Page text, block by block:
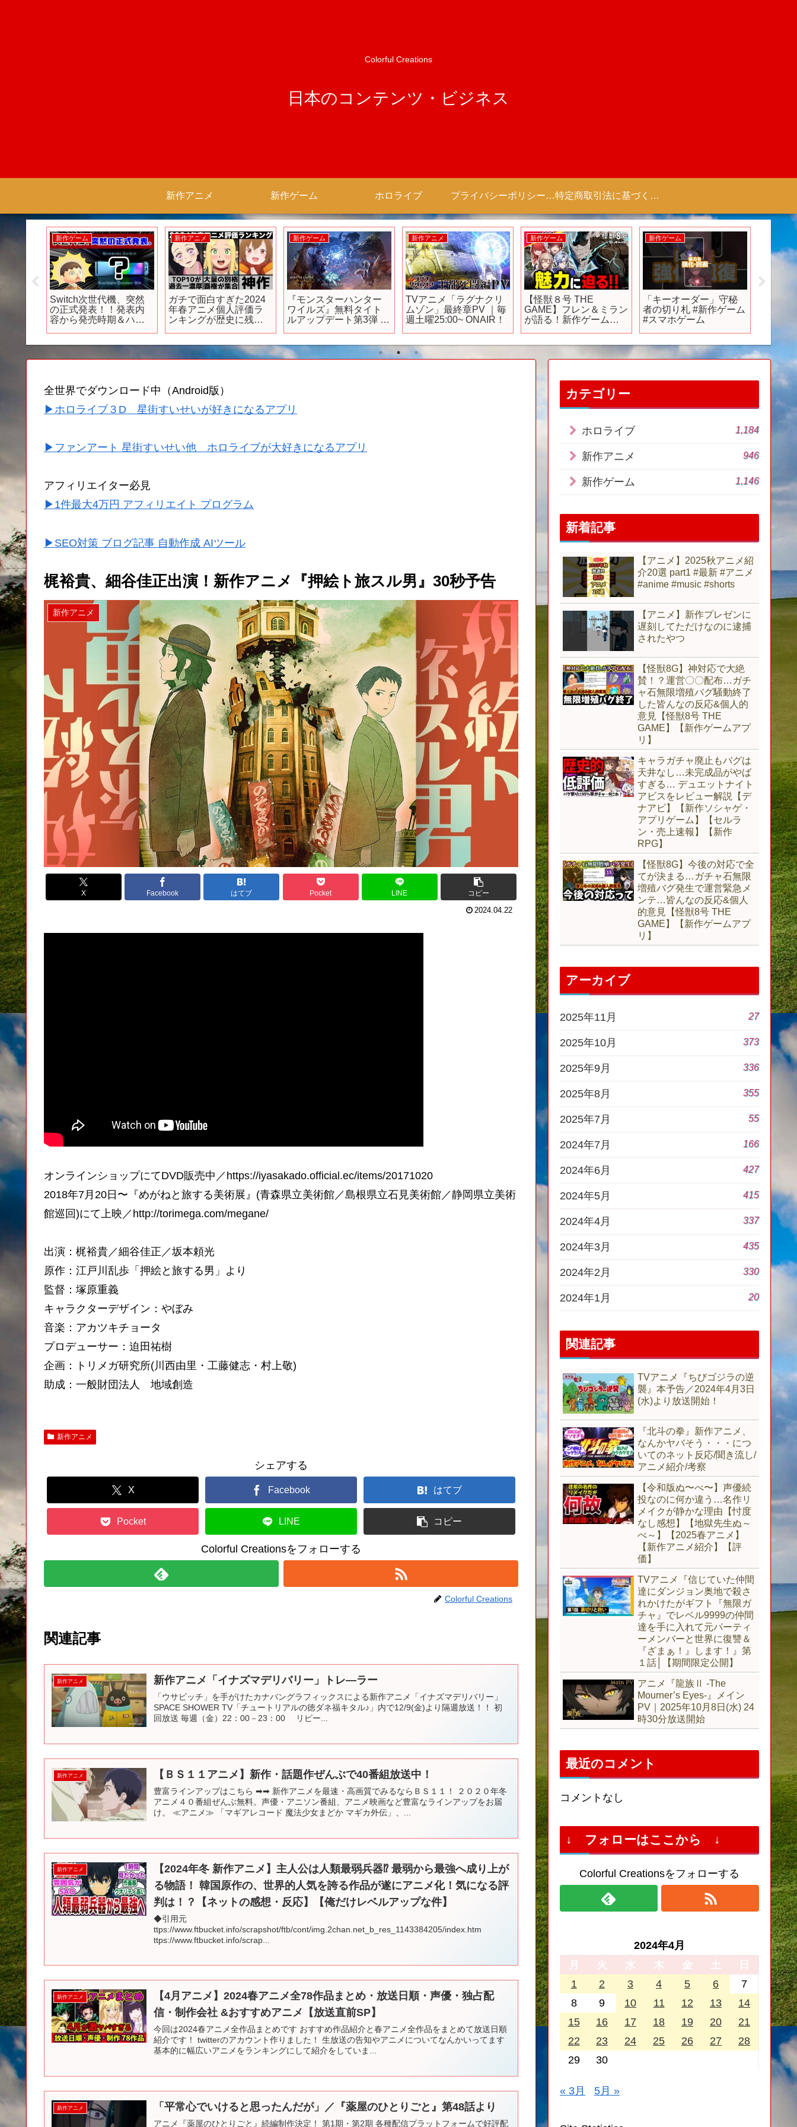
Colorful Creations
日本のコンテンツ・ビジネス
新作アニメ 新作ゲーム ホロライブ プライバシーポリシー 【Colorful Creation】 特定商取引法に基づく表記（商取引に関する開示）
新作ゲーム
Switch次世代機、突然
の正式発表！！発表内
容から発売時期＆ハー
イッチ後継機種／
Nintendo Switch】@レ
新作アニメ
ガチで面白すぎた2024
年春アニメ個人評価ラ
ンキングが歴史に残る
【おすすめアニメ】
【鬼滅の刃】【無職転
リー】
新作ゲーム
『モンスターハンター
ワイルズ』無料タイト
ルアップデート第3弾 紹
新作アニメ
TVアニメ「ラグナクリ
ムゾン」最終章PV ｜毎
週土曜25:00~ ONAIR！
新作ゲーム
【怪獣８号 THE
GAME】フレン＆ミラン
が語る！新作ゲームで
新作ゲーム
「キーオーダー」守秘
者の切り札 #新作ゲーム
#スマホゲーム
全世界でダウンロード中（Android版）
▶ホロライブ３D 星街すいせいが好きになるアプリ
▶ファンアート 星街すいせい他 ホロライブが大好きになるアプリ
アフィリエイター必見
▶1件最大4万円 アフィリエイト プログラム
▶SEO対策 ブログ記事 自動作成 AIツール
梶裕貴、細谷佳正出演！新作アニメ『押絵ト旅スル男』30秒予告
新作アニメ
X Facebook はてブ Pocket LINE コピー
2024.04.22
オンラインショップにてDVD販売中／https://iyasakado.official.ec/items/20171020
2018年7月20日〜『めがねと旅する美術展』(青森県立美術館／島根県立石見美術館／静岡県立美術
館巡回)にて上映／http://torimega.com/megane/
出演：梶裕貴／細谷佳正／坂本頼光
原作：江戸川乱歩「押絵と旅する男」より
監督：塚原重義
キャラクターデザイン：やぼみ
音楽：アカツキチョータ
プロデューサー：迫田祐樹
企画：トリメガ研究所(川西由里・工藤健志・村上敬)
助成：一般財団法人 地域創造
新作アニメ
シェアする
X Facebook はてブ
Pocket LINE コピー
Colorful Creationsをフォローする
Colorful Creations
関連記事
新作アニメ 新作アニメ「イナズマデリバリー」トレ―ラー
「ウサビッチ」を手がけたカナバングラフィックスによる新作アニメ「イナズマデリバリー」
SPACE SHOWER TV「チュートリアルの徳ダネ福キタル♪」内で12/9(金)より隔週放送！！ 初
回放送 毎週（金）22：00－23：00 リピー...
新作アニメ 【ＢＳ１１アニメ】新作・話題作ぜんぶで40番組放送中！
豊富ラインアップはこちら ➡➡ 新作アニメを最速・高画質でみるならＢＳ１１！ ２０２０年冬
アニメ４０番組ぜんぶ無料。声優・アニソン番組、アニメ映画など豊富なラインアップをお届
け。 ≪アニメ≫ 「マギアレコード 魔法少女まどか マギカ外伝」、...
新作アニメ
【2024年冬 新作アニメ】主人公は人類最弱兵器⁉ 最弱から最強へ成り上が
る物語！ 韓国原作の、世界的人気を誇る作品が遂にアニメ化！気になる評
判は！？【ネットの感想・反応】【俺だけレベルアップな件】
◆引用元
ttps://www.ftbucket.info/scrapshot/ftb/cont/img.2chan.net_b_res_1143384205/index.htm
ttps://www.ftbucket.info/scrap...
新作アニメ
【4月アニメ】2024春アニメ全78作品まとめ・放送日順・声優・独占配
信・制作会社 &おすすめアニメ【放送直前SP】
今回は2024春アニメ全作品まとめです おすすめ作品紹介と春アニメ全作品をまとめて放送日順
紹介です！ twitterのアカウント作りました！ 生放送の告知やアニメについてなんかいってます
基本的に幅広いアニメをランキングにして紹介をしていま...
新作アニメ 「平常心でいけると思ったんだが」／『薬屋のひとりごと』第48話より
アニメ『薬屋のひとりごと』続編制作決定！ 第1期・第2期 各種配信プラットフォームで好評配
カテゴリー
ホロライブ 1,184
新作アニメ 946
新作ゲーム 1,146
新着記事
【アニメ】2025秋アニメ紹
介20選 part1 #最新 #アニメ
#anime #music #shorts
【アニメ】新作プレゼンに
遅刻してただけなのに逮捕
されたやつ
【怪獣8G】神対応で大絶
賛！？運営〇〇配布…ガチ
ャ石無限増殖バグ騒動終了
した皆んなの反応&個人的
意見【怪獣8号 THE
GAME】【新作ゲームアプ
リ】
キャラガチャ廃止もバグは
天井なし…未完成品がやば
すぎる… デュエットナイト
アビスをレビュー解説【デ
ナアビ】【新作ソシャゲ・
アプリゲーム】【セルラ
ン・売上速報】【新作
RPG】
【怪獣8G】今後の対応で全
てが決まる…ガチャ石無限
増殖バグ発生で運営緊急メ
ンテ…皆んなの反応&個人
的意見【怪獣8号 THE
GAME】【新作ゲームアプ
リ】
アーカイブ
2025年11月 27
2025年10月 373
2025年9月 336
2025年8月 355
2025年7月 55
2024年7月 166
2024年6月 427
2024年5月 415
2024年4月 337
2024年3月 435
2024年2月 330
2024年1月 20
関連記事
TVアニメ『ちびゴジラの逆
襲』本予告／2024年4月3日
(水)より放送開始！
『北斗の拳』新作アニメ、
なんかヤバそう・・・につ
いてのネット反応/聞き流し/
アニメ紹介/考察
【令和版ぬ〜べ〜】声優続
投なのに何か違う…名作リ
メイクが静かな理由【忖度
なし感想】【地獄先生ぬ～
べ～】【2025春アニメ】
【新作アニメ紹介】【評
価】
TVアニメ『信じていた仲間
達にダンジョン奥地で殺さ
れかけたがギフト『無限ガ
チャ』でレベル9999の仲間
達を手に入れて元パーティ
ーメンバーと世界に復讐＆
『ざまぁ！』します！』第
１話│【期間限定公開】
アニメ『龍族Ⅱ -The
Mourner’s Eyes-』メイン
PV｜2025年10月8日(水) 24
時30分放送開始
最近のコメント
コメントなし
↓ フォローはここから ↓
Colorful Creationsをフォローする
2024年4月
月
火 水 木 金 土
日
1
2 3 4 5 6
7
8
9 10 11 12 13
14
15
16 17 18 19 20
21
22
23 24 25 26 27
28
29
30
« 3月 5月 »